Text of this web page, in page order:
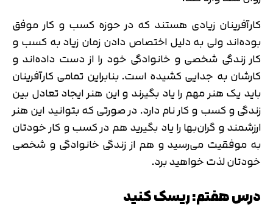
کارآفرینان زیادی هستند که در حوزه کسب و کار موفق
بوده‌اند ولی به دلیل اختصاص دادن زمان زیاد به کسب و
کار زندگی شخصی و خانوادگی خود را از دست داده‌اند و
کارشان به جدایی کشیده است. بنابراین تمامی کارآفرینان
باید یک هنر مهم را یاد بگیرند و این هنر ایجاد تعادل بین
زندگی و کسب و کار نام دارد. در صورتی که بتوانید این هنر
ارزشمند و گران‌بها را یاد بگیرید هم در کسب و کار خودتان
به موفقیت می‌رسید و هم از زندگی خانوادگی و شخصی
خودتان لذت خواهید برد.
درس هفتم: ریسک کنید